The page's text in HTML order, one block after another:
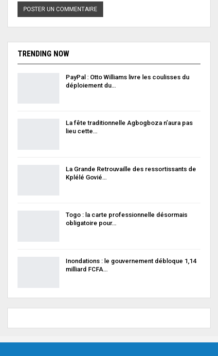
TRENDING NOW
PayPal : Otto Williams livre les coulisses du
déploiement du…
La fête traditionnelle Agbogboza n’aura pas
lieu cette…
La Grande Retrouvaille des ressortissants de
Kplélé Govié…
Togo : la carte professionnelle désormais
obligatoire pour…
Inondations : le gouvernement débloque 1,14
milliard FCFA…